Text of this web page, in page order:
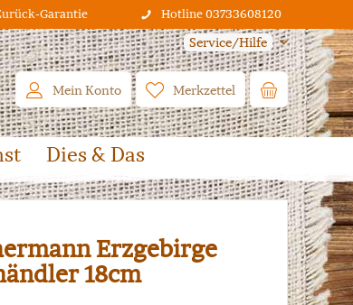
Garantie Hotline 03733608120
Service/Hilfe
Merkzettel
Mein Konto
Dies & Das
Erzgebirge
18cm